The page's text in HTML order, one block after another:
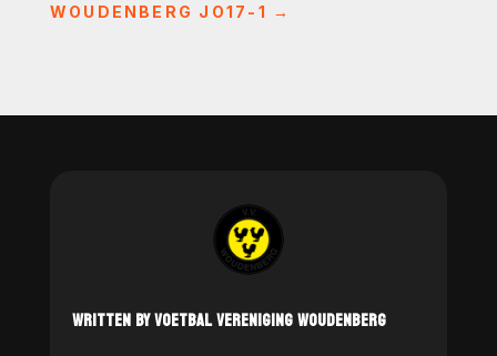
WOUDENBERG JO17-1 →
WRITTEN BY VOETBAL VERENIGING WOUDENBERG